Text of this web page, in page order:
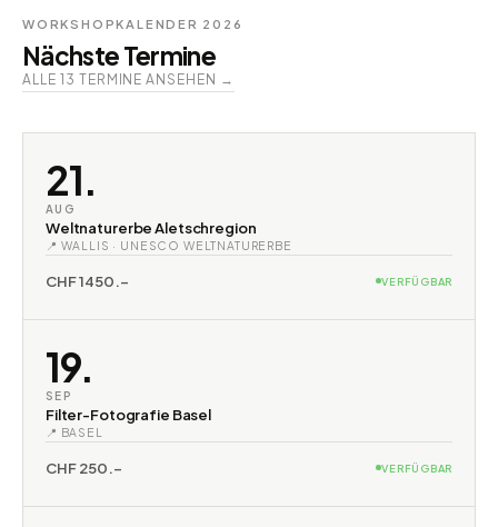
WORKSHOPKALENDER 2026
Nächste Termine
ALLE 13 TERMINE ANSEHEN →
21.
AUG
Weltnaturerbe Aletschregion
📍 WALLIS · UNESCO WELTNATURERBE
CHF 1450.– VERFÜGBAR
19.
SEP
Filter-Fotografie Basel
📍 BASEL
CHF 250.– VERFÜGBAR